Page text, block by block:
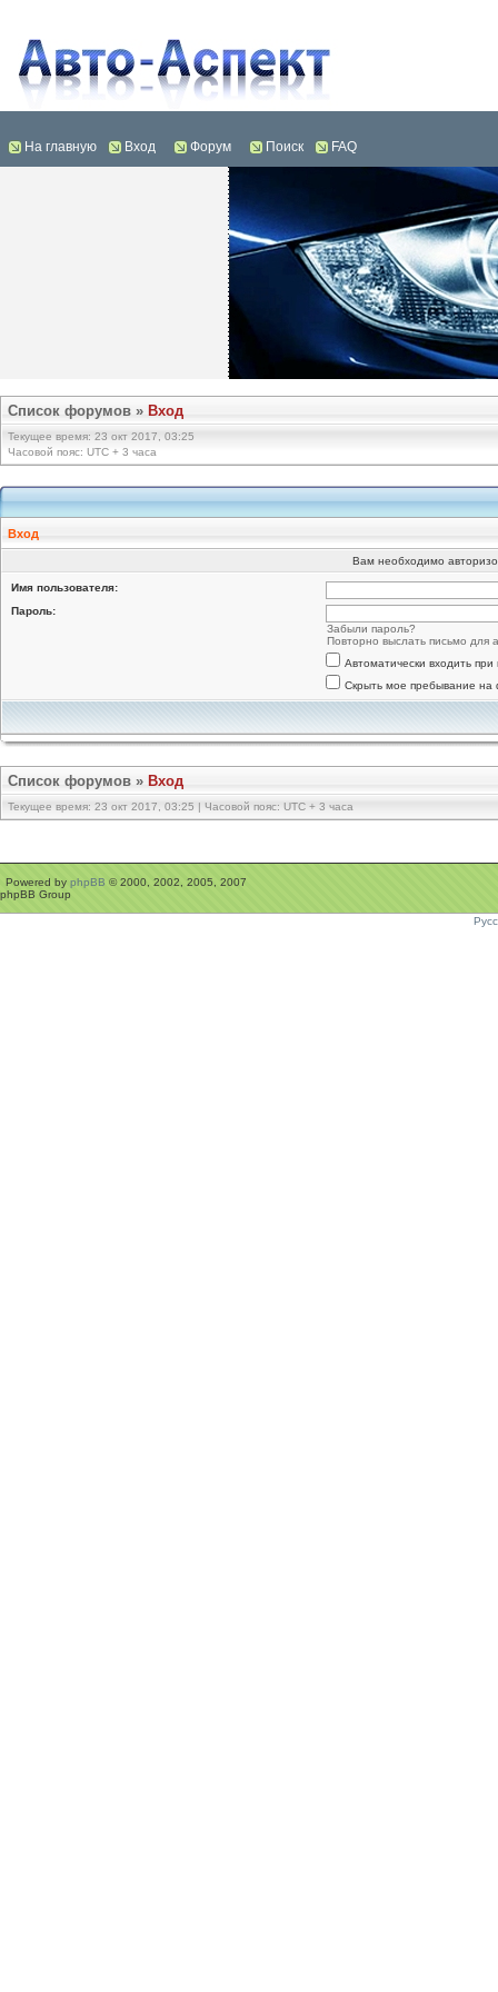
На главную Вход Форум Поиск FAQ
Список форумов » Вход
Текущее время: 23 окт 2017, 03:25
Часовой пояс: UTC + 3 часа
Вход
Вам необходимо
Имя пользователя:
Пароль:
Забыли пароль?
Повторно выслать письмо для
Автоматически входить
Скрыть мое пребывание на
Список форумов » Вход
Текущее время: 23 окт 2017, 03:25 | Часовой пояс: UTC + 3 часа
Powered by phpBB © 2000, 2002, 2005, 2007
phpBB Group